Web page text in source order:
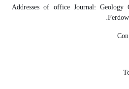
Addresses of office Journal: Geology